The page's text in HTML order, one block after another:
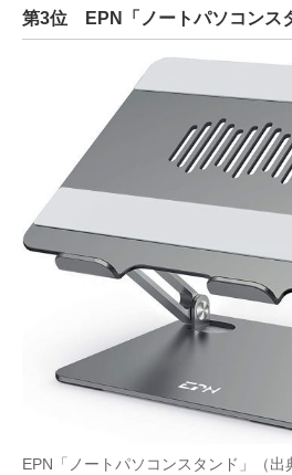
第3位 EPN「ノートパソコンス
EPN「ノートパソコンスタンド」（出